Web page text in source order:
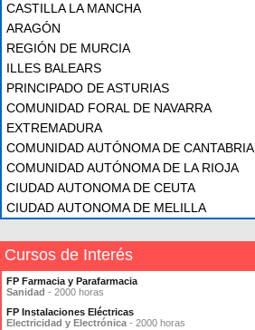
CASTILLA LA MANCHA
ARAGÓN
REGIÓN DE MURCIA
ILLES BALEARS
PRINCIPADO DE ASTURIAS
COMUNIDAD FORAL DE NAVARRA
EXTREMADURA
COMUNIDAD AUTÓNOMA DE CANTABRIA
COMUNIDAD AUTÓNOMA DE LA RIOJA
CIUDAD AUTONOMA DE CEUTA
CIUDAD AUTONOMA DE MELILLA
Cursos de Interés
FP Farmacia y Parafarmacia
Sanidad - 2000 horas
FP Instalaciones Eléctricas
Electricidad y Electrónica - 2000 horas